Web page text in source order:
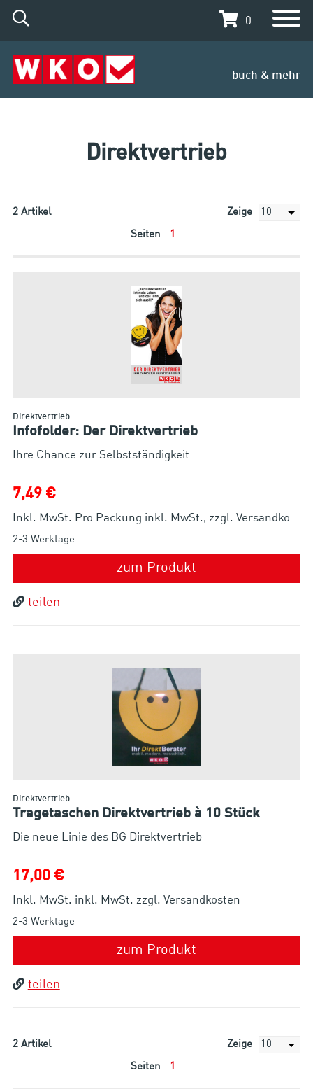
0
buch & mehr
Direktvertrieb
2Artikel
Seiten 1
Zeige
Direktvertrieb
Infofolder: Der Direktvertrieb
Ihre Chance zur Selbstständigkeit
7,49 €
Inkl. MwSt. Pro Packung inkl. MwSt., zzgl. Versandko
2-3 Werktage
zum Produkt
teilen
Direktvertrieb
Tragetaschen Direktvertrieb à 10 Stück
Die neue Linie des BG Direktvertrieb
17,00 €
Inkl. MwSt. inkl. MwSt. zzgl. Versandkosten
2-3 Werktage
zum Produkt
teilen
2Artikel
Seiten 1
Zeige